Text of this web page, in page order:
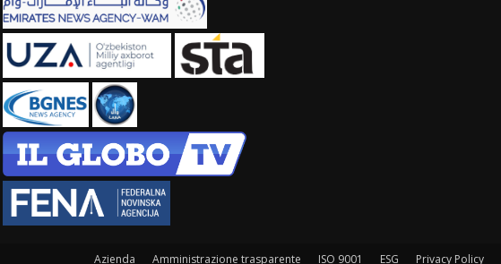
Azienda Amministrazione trasparente ISO 9001 ESG Privacy Policy